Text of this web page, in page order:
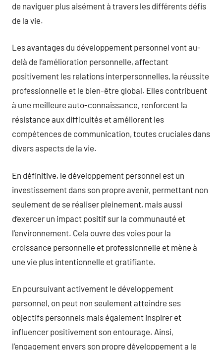
de naviguer plus aisément à travers les différents défis
de la vie.
Les avantages du développement personnel vont au-
delà de l’amélioration personnelle, affectant
positivement les relations interpersonnelles, la réussite
professionnelle et le bien-être global. Elles contribuent
à une meilleure auto-connaissance, renforcent la
résistance aux difficultés et améliorent les
compétences de communication, toutes cruciales dans
divers aspects de la vie.
En définitive, le développement personnel est un
investissement dans son propre avenir, permettant non
seulement de se réaliser pleinement, mais aussi
d’exercer un impact positif sur la communauté et
l’environnement. Cela ouvre des voies pour la
croissance personnelle et professionnelle et mène à
une vie plus intentionnelle et gratifiante.
En poursuivant activement le développement
personnel, on peut non seulement atteindre ses
objectifs personnels mais également inspirer et
influencer positivement son entourage. Ainsi,
l’engagement envers son propre développement a le